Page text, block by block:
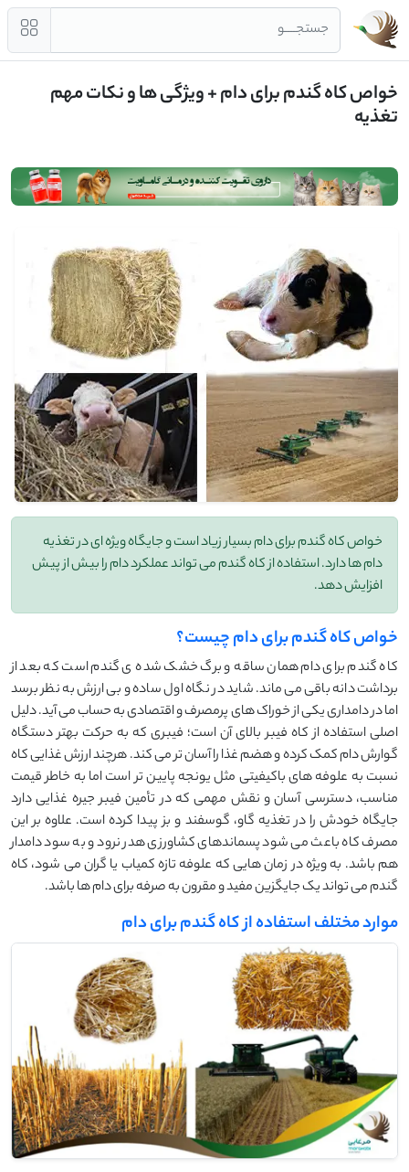
جستجــــو
خواص کاه گندم برای دام + ویژگی ها و نکات مهم
تغذیه
خواص کاه گندم برای دام بسیار زیاد است و جایگاه ویژه ای در تغذیه
دام ها دارد. استفاده از کاه گندم می تواند عملکرد دام را بیش از پیش
افزایش دهد.
خواص کاه گندم برای دام چیست؟
کاه گندم برای دام همان ساقه و برگ خشک شده ی گندم است که بعد از
برداشت دانه باقی می ماند. شاید در نگاه اول ساده و بی ارزش به نظر برسد
اما در دامداری یکی از خوراک های پرمصرف و اقتصادی به حساب می آید. دلیل
اصلی استفاده از کاه فیبر بالای آن است؛ فیبری که به حرکت بهتر دستگاه
گوارش دام کمک کرده و هضم غذا را آسان تر می کند. هرچند ارزش غذایی کاه
نسبت به علوفه های باکیفیتی مثل یونجه پایین تر است اما به خاطر قیمت
مناسب، دسترسی آسان و نقش مهمی که در تأمین فیبر جیره غذایی دارد
جایگاه خودش را در تغذیه گاو، گوسفند و بز پیدا کرده است. علاوه بر این
مصرف کاه باعث می شود پسماندهای کشاورزی هدر نرود و به سود دامدار
هم باشد. به ویژه در زمان هایی که علوفه تازه کمیاب یا گران می شود، کاه
گندم می تواند یک جایگزین مفید و مقرون به صرفه برای دام ها باشد.
موارد مختلف استفاده از کاه گندم برای دام